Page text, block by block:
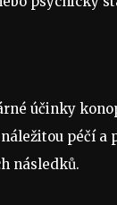
účinky
péčí
následků.